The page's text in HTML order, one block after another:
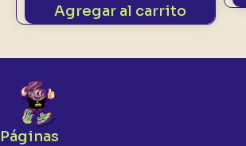
Agregar al carrito
Páginas